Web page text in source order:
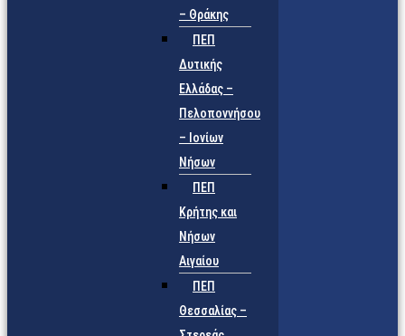
– Θράκης
ΠΕΠ
Δυτικής
Ελλάδας –
Πελοποννήσου
– Ιονίων
Νήσων
ΠΕΠ
Κρήτης και
Νήσων
Αιγαίου
ΠΕΠ
Θεσσαλίας –